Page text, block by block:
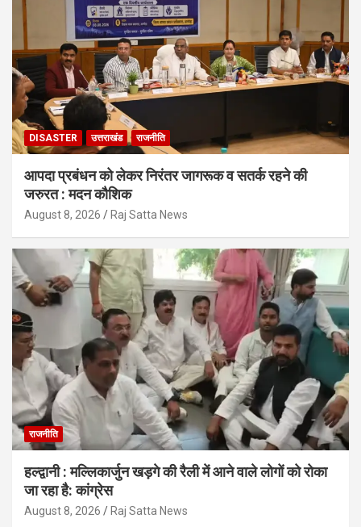
DISASTER उत्तराखंड राजनीति
आपदा प्रबंधन को लेकर निरंतर जागरूक व सतर्क रहने की
जरुरत : मदन कौशिक
August 8, 2026 Raj Satta News
राजनीति
हल्द्वानी : मल्लिकार्जुन खड़गे की रैली में आने वाले लोगों को रोका
जा रहा है: कांग्रेस
August 8, 2026 Raj Satta News